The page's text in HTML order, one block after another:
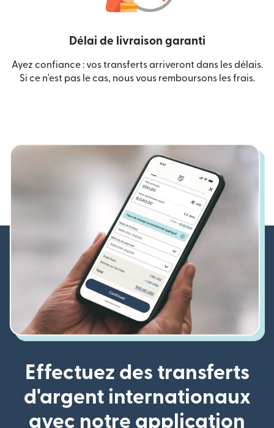
Délai de livraison garanti
Ayez confiance : vos transferts arriveront dans les délais.
Si ce n'est pas le cas, nous vous remboursons les frais.
Effectuez des transferts
d'argent internationaux
avec notre application